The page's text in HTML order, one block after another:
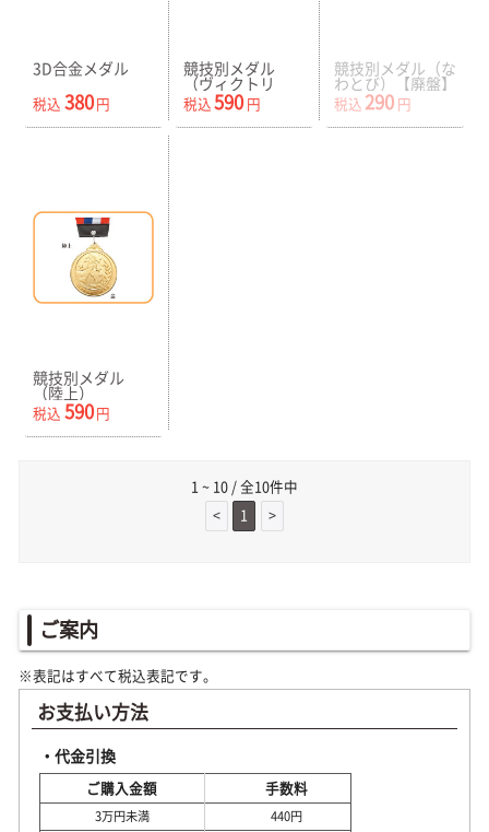
3D合金メダル
税込 380円
競技別メダル
（ヴィクトリ
ー）
税込590円
競技別メダル（な
わとび）【廃盤】
税込 290 円
競技別メダル
（陸上）
税込 590円
1 ~ 10 / 全10件中
<
1 >
ご案内
※表記はすべて税込表記です。
お支払い方法
・代金引換
ご購入金額 手数料
3万円未満
440円